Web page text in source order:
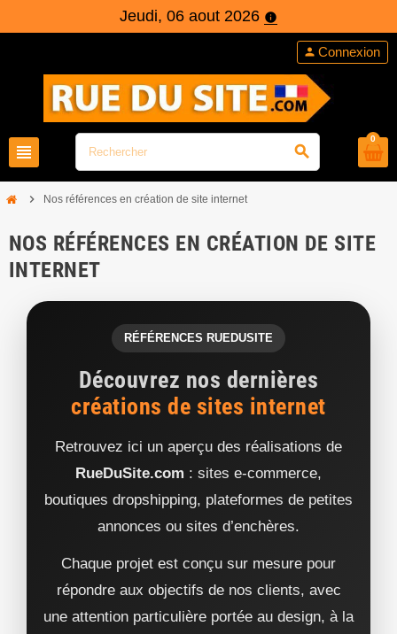
Jeudi, 06 aout 2026 info
view_headline search
person Connexion
0
chevron_right Nos références en création de site internet
NOS RÉFÉRENCES EN CRÉATION DE SITE
INTERNET
RÉFÉRENCES RUEDUSITE
Découvrez nos dernières
créations de sites internet
Retrouvez ici un aperçu des réalisations de
RueDuSite.com : sites e-commerce,
boutiques dropshipping, plateformes de petites
annonces ou sites d’enchères.
Chaque projet est conçu sur mesure pour
répondre aux objectifs de nos clients, avec
une attention particulière portée au design, à la